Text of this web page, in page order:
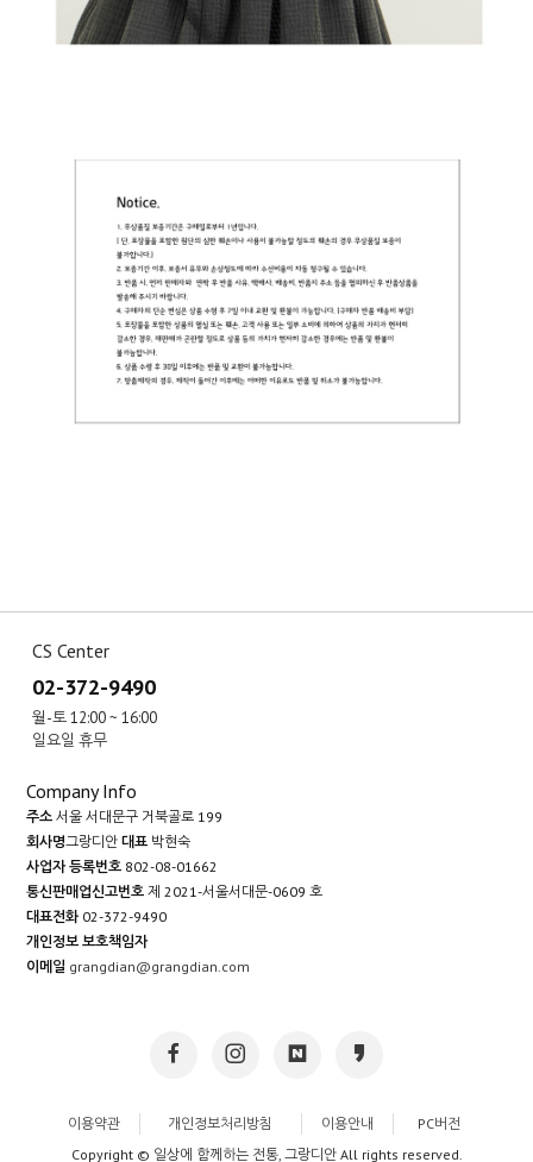
CS Center
02-372-9490
월-토 12:00 ~ 16:00
일요일 휴무
Company Info
주소 서울 서대문구 거북골로 199
회사명그랑디안대표 박현숙
사업자 등록번호 802-08-01662
통신판매업신고번호 제 2021-서울서대문-0609 호
대표전화 02-372-9490
개인정보 보호책임자
이메일 grangdian@grangdian.com
이용약관 개인정보처리방침 이용안내
PC버전
Copyright © 일상에 함께하는 전통, 그랑디안 All rights reserved.